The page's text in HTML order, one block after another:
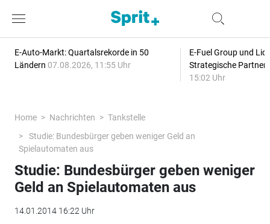
E-Auto-Markt: Quartalsrekorde in 50
Ländern 07.08.2026, 11:55 Uhr
E-Fuel Group und
Strategische
15:02 Uhr
Home Nachrichten
Tankstelle
Studie: Bundesbürger geben weniger Geld an
Spielautomaten aus
Studie: Bundesbürger geben weniger
Geld an Spielautomaten aus
14.01.2014 16:22 Uhr